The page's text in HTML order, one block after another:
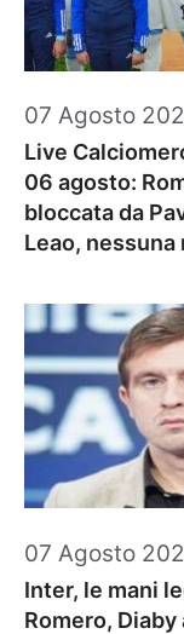
07 Agosto
Live
06 agosto:
bloccata da
Leao, nessuna
07 Agosto
Inter, le mani
Romero,